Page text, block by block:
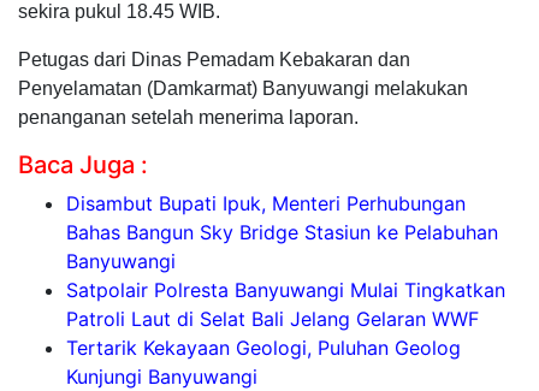
sekira pukul 18.45 WIB.
Petugas dari Dinas Pemadam Kebakaran dan
Penyelamatan (Damkarmat) Banyuwangi melakukan
penanganan setelah menerima laporan.
Baca Juga :
Disambut Bupati Ipuk, Menteri Perhubungan
Bahas Bangun Sky Bridge Stasiun ke Pelabuhan
Banyuwangi
Satpolair Polresta Banyuwangi Mulai Tingkatkan
Patroli Laut di Selat Bali Jelang Gelaran WWF
Tertarik Kekayaan Geologi, Puluhan Geolog
Kunjungi Banyuwangi